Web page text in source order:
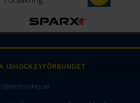
ISHOCKEYFÖRBUNDET